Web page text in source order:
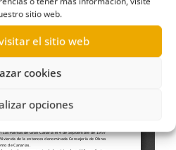
sitio web.
el sitio web
cookies
opciones